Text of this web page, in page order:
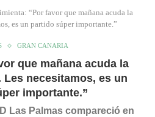
“Por favor que mañana acuda la
es un partido súper importante.”
GRAN CANARIA
que mañana acuda la
necesitamos, es un
importante.”
Las Palmas compareció en